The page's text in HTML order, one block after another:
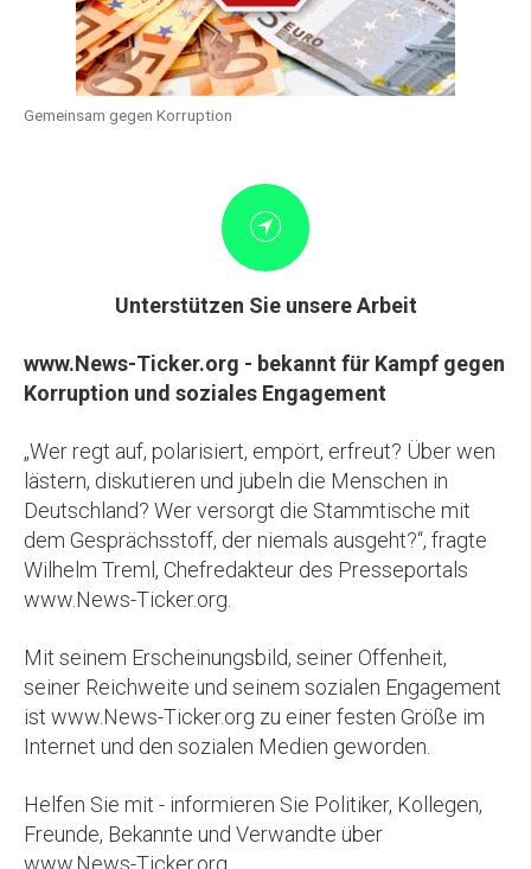
Gemeinsam gegen Korruption
Unterstützen Sie unsere Arbeit
www.News-Ticker.org - bekannt für Kampf gegen
Korruption und soziales Engagement
„Wer regt auf, polarisiert, empört, erfreut? Über wen
lästern, diskutieren und jubeln die Menschen in
Deutschland? Wer versorgt die Stammtische mit
dem Gesprächsstoff, der niemals ausgeht?“, fragte
Wilhelm Treml, Chefredakteur des Presseportals
www.News-Ticker.org.
Mit seinem Erscheinungsbild, seiner Offenheit,
seiner Reichweite und seinem sozialen Engagement
ist www.News-Ticker.org zu einer festen Größe im
Internet und den sozialen Medien geworden.
Helfen Sie mit - informieren Sie Politiker, Kollegen,
Freunde, Bekannte und Verwandte über
www.News-Ticker.org.